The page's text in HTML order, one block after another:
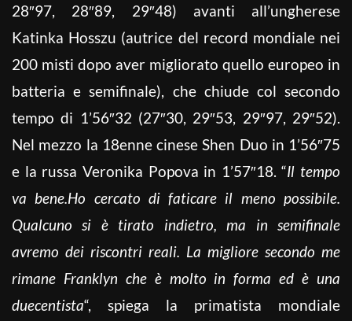
28″97, 28″89, 29″48) avanti all’ungherese
Katinka Hosszu (autrice del record mondiale nei
200 misti dopo aver migliorato quello europeo in
batteria e semifinale), che chiude col secondo
tempo di 1’56″32 (27″30, 29″53, 29″97, 29″52).
Nel mezzo la 18enne cinese Shen Duo in 1’56″75
e la russa Veronika Popova in 1’57″18. “Il tempo
va bene.Ho cercato di faticare il meno possibile.
Qualcuno si è tirato indietro, ma in semifinale
avremo dei riscontri reali. La migliore secondo me
rimane Franklyn che è molto in forma ed è una
duecentista“, spiega la primatista mondiale